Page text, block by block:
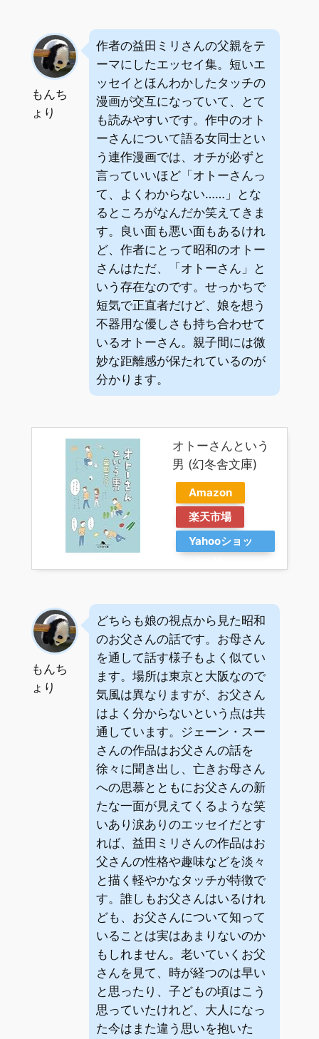
もんち
ょり
作者の益田ミリさんの父親をテ
ーマにしたエッセイ集。短いエ
ッセイとほんわかしたタッチの
漫画が交互になっていて、とて
も読みやすいです。作中のオト
ーさんについて語る女同士とい
う連作漫画では、オチが必ずと
言っていいほど「オトーさんっ
て、よくわからない……」とな
るところがなんだか笑えてきま
す。良い面も悪い面もあるけれ
ど、作者にとって昭和のオトー
さんはただ、「オトーさん」と
いう存在なのです。せっかちで
短気で正直者だけど、娘を想う
不器用な優しさも持ち合わせて
いるオトーさん。親子間には微
妙な距離感が保たれているのが
分かります。
オトーさんという
男 (幻冬舎文庫)
Amazon
楽天市場
Yahooショッ
もんち
ょり
どちらも娘の視点から見た昭和
のお父さんの話です。お母さん
を通して話す様子もよく似てい
ます。場所は東京と大阪なので
気風は異なりますが、お父さん
はよく分からないという点は共
通しています。ジェーン・スー
さんの作品はお父さんの話を
徐々に聞き出し、亡きお母さん
への思慕とともにお父さんの新
たな一面が見えてくるような笑
いあり涙ありのエッセイだとす
れば、益田ミリさんの作品はお
父さんの性格や趣味などを淡々
と描く軽やかなタッチが特徴で
す。誰しもお父さんはいるけれ
ども、お父さんについて知って
いることは実はあまりないのか
もしれません。老いていくお父
さんを見て、時が経つのは早い
と思ったり、子どもの頃はこう
思っていたけれど、大人になっ
た今はまた違う思いを抱いた